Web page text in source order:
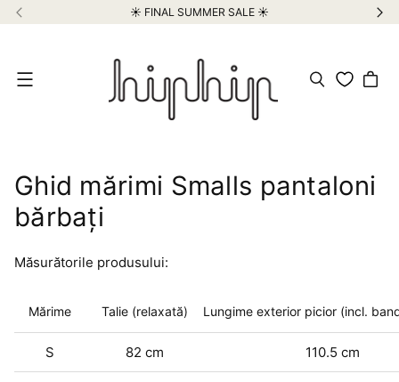
☀️ FINAL SUMMER SALE ☀️
Meniu
Ghid mărimi Smalls pantaloni
bărbați
Măsurătorile produsului:
Mărime Talie (relaxată) Lungime exterior picior (incl.
S 82 cm 110.5 cm